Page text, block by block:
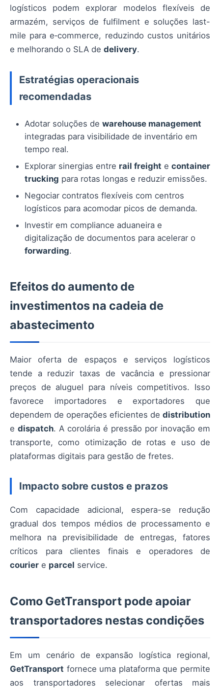
logísticos podem explorar modelos flexíveis de
armazém, serviços de fulfilment e soluções last-
mile para e‑commerce, reduzindo custos unitários
e melhorando o SLA de delivery.
Estratégias operacionais
recomendadas
Adotar soluções de warehouse management
integradas para visibilidade de inventário em
tempo real.
Explorar sinergias entre rail freight e container
trucking para rotas longas e reduzir emissões.
Negociar contratos flexíveis com centros
logísticos para acomodar picos de demanda.
Investir em compliance aduaneira e
digitalização de documentos para acelerar o
forwarding.
Efeitos do aumento de
investimentos na cadeia de
abastecimento
Maior oferta de espaços e serviços logísticos
tende a reduzir taxas de vacância e pressionar
preços de aluguel para níveis competitivos. Isso
favorece importadores e exportadores que
dependem de operações eficientes de distribution
e dispatch. A corolária é pressão por inovação em
transporte, como otimização de rotas e uso de
plataformas digitais para gestão de fretes.
Impacto sobre custos e prazos
Com capacidade adicional, espera-se redução
gradual dos tempos médios de processamento e
melhora na previsibilidade de entregas, fatores
críticos para clientes finais e operadores de
courier e parcel service.
Como GetTransport pode apoiar
transportadores nestas condições
Em um cenário de expansão logística regional,
GetTransport fornece uma plataforma que permite
aos transportadores selecionar ofertas mais